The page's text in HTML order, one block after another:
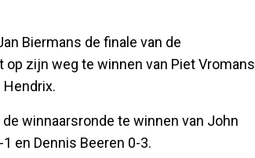
Biermans de finale van de
zijn weg te winnen van Piet Vromans
Hendrix.
winnaarsronde te winnen van John
en Dennis Beeren 0-3.